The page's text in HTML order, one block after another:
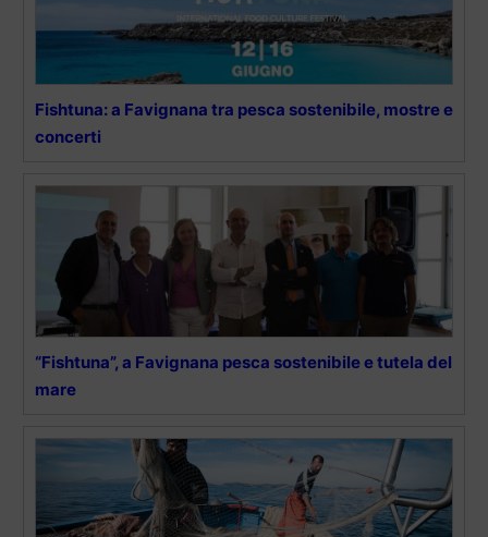
Fishtuna: a Favignana tra pesca sostenibile, mostre e
concerti
“Fishtuna”, a Favignana pesca sostenibile e tutela del
mare